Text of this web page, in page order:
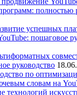
полностью
успешных
пошаговое
руководство
по
словам на
технологий